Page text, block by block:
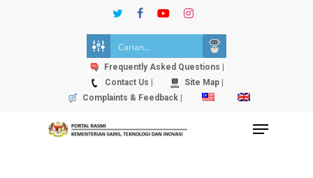
twitterfacebookyoutubeinstagram
Frequently Asked Questions |
Contact Us |
Site Map |
Complaints & Feedback |
Menu